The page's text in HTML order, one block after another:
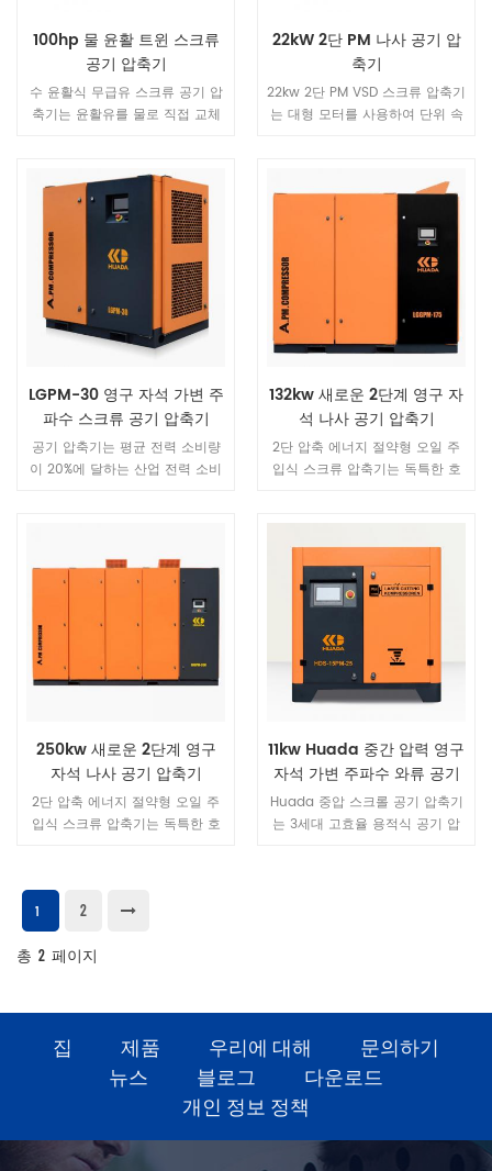
(A)) 78 ± 3 치수 (mm) 4000
* 2150 * 2400 무게 (kg) 4200
1 、 회사 이점 천 저우 Huade 전
기 기계 & 장비 유한 (주) 복건
prc (이전 Quanzhou Fujian
Quanzhou.Our 회사는 국내 최
대 규모의 공기 압축기 전문 제조
업체 중 하나이며 장비는 현재 가
장 진보 된 현재입니다. 그리고 우
리 회사는 혁신적이고 첨단 기술
입니다 enterprise.We 일련의 피
스톤 및 스크류 공기 압축기를 개
발, 설계 및 생산하는 전문 기업.
국 범용 기계 인증 및 ccc 인증,
CE 인증, CQC 인증 및 ETL 의 품
certification.In 2002 년, 우리는
독일에있는 공기 끝 제조자와 협
선 기술. 그리고 생산 업데이트, 품
질 및 글로벌 판매는 항상 우리 회
사의 시장 전략입니다. 2 、 워크
샵 & 장비 우리 고급 공기 압축기
생산 장비와 완벽한 생산 line.We
전체 생산 공정에 걸쳐 엄격한 품
질 관리 절차를 실행하십시오.
from 원자재 조달, 부품 가공, 기
자격 증명서 우리 합격 ISO 9001
: 2015 、 ISO 14001 : 2015 、
IATF16949 : 2016 인증. 대부분
제품의 CE 、 RoHS 、 TUV 、
3C 、 CNAS 、 CQC 권위있는
제품 서비스를 제공합니다.
100hp 물 윤활 트윈 스크류
공기 압축기
수 윤활식 무급유 스크류 공기 압
축기는 윤활유를 물로 직접 교체
으며 배출되는 물은 무공해 환경
친화적입니다.
22kW 2단 PM 나사 공기 압
축기
22kw 2단 PM VSD 스크류 압축기
는 대형 모터를 사용하여 단위 속
새로운 공기 덕트 구조 설계로 전
체 공기 덕트 압력 차이, 구조가
더 아름답습니다.
LGPM-30 영구 자석 가변 주
파수 스크류 공기 압축기
공기 압축기는 평균 전력 소비량
이 20%에 달하는 산업 전력 소비
너지를 절약하도록 돕는 방법은
무엇입니까? 우리는 일련의 노력
과 연구를 진행해 왔으며 중요한
진전을 이루었습니다. 당사가 개
발한 영구자석 가변 주파수 스크
류 압축기는 원래의 작업 효율성
을 보장하면서 사용자의 전기를
132kw 새로운 2단계 영구 자
석 나사 공기 압축기
2단 압축 에너지 절약형 오일 주
입식 스크류 압축기는 독특한 호
압축비, 로터와 베어링에 가해지
는 작은 힘, 대형 로터로 인해 보
작동이 가능합니다. 직경과 저속.
250kw 새로운 2단계 영구
자석 나사 공기 압축기
2단 압축 에너지 절약형 오일 주
입식 스크류 압축기는 독특한 호
공기 압축기의 모든 장점을 가질
뿐만 아니라 각 스테이지의 낮은
압축비, 로터와 베어링에 가해지
는 작은 힘, 대형 로터로 인해 보
11kw Huada 중간 압력 영구
자석 가변 주파수 와류 공기
압축기
Huada 중압 스크롤 공기 압축기
는 3세대 고효율 용적식 공기 압
1 2
총 2 페이지
집 제품 우리에 대해
문의하기
뉴스
블로그
다운로드
개인 정보 정책